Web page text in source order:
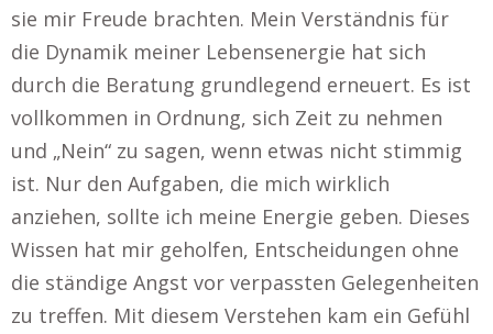
sie mir Freude brachten. Mein Verständnis für
die Dynamik meiner Lebensenergie hat sich
durch die Beratung grundlegend erneuert. Es ist
vollkommen in Ordnung, sich Zeit zu nehmen
und „Nein“ zu sagen, wenn etwas nicht stimmig
ist. Nur den Aufgaben, die mich wirklich
anziehen, sollte ich meine Energie geben. Dieses
Wissen hat mir geholfen, Entscheidungen ohne
die ständige Angst vor verpassten Gelegenheiten
zu treffen. Mit diesem Verstehen kam ein Gefühl